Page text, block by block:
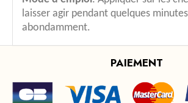
laisser agir pendant quelques
abondamment.
PAIEMENT